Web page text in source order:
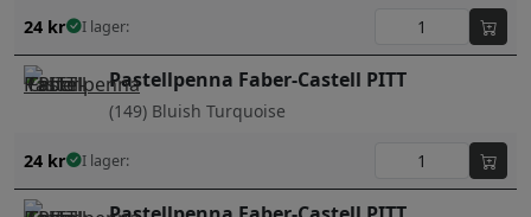
24 kr I lager:
Pastellpenna Faber-Castell PITT
(149) Bluish Turquoise
24 kr I lager: